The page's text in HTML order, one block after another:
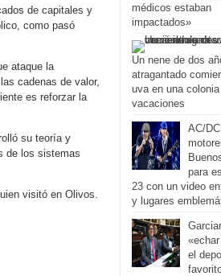
de capitales y
como pasó
ataque la
cadenas de valor,
es reforzar la
su teoría y
de los sistemas
visitó en Olivos.
médicos estaban
impactados»
Un nene de dos
atragantado
uva en una
vacaciones
AC/
para
23 con un video
y lugares
el